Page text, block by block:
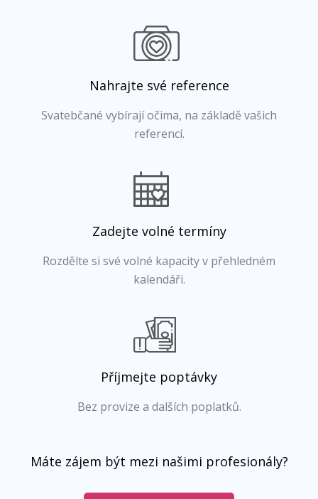
Nahrajte své reference
Svatebčané vybírají očima, na základě vašich
referencí.
Zadejte volné termíny
Rozdělte si své volné kapacity v přehledném
kalendáři.
Příjmejte poptávky
Bez provize a dalších poplatků.
Máte zájem být mezi našimi profesionály?